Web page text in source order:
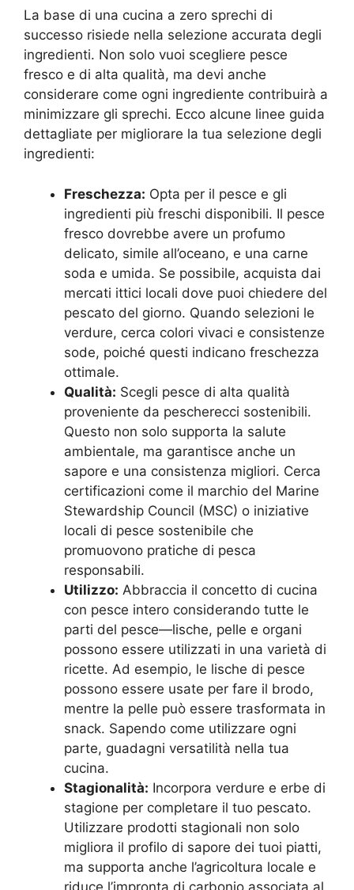
La base di una cucina a zero sprechi di
successo risiede nella selezione accurata degli
ingredienti. Non solo vuoi scegliere pesce
fresco e di alta qualità, ma devi anche
considerare come ogni ingrediente contribuirà a
minimizzare gli sprechi. Ecco alcune linee guida
dettagliate per migliorare la tua selezione degli
ingredienti:
Freschezza: Opta per il pesce e gli
ingredienti più freschi disponibili. Il pesce
fresco dovrebbe avere un profumo
delicato, simile all’oceano, e una carne
soda e umida. Se possibile, acquista dai
mercati ittici locali dove puoi chiedere del
pescato del giorno. Quando selezioni le
verdure, cerca colori vivaci e consistenze
sode, poiché questi indicano freschezza
ottimale.
Qualità: Scegli pesce di alta qualità
proveniente da pescherecci sostenibili.
Questo non solo supporta la salute
ambientale, ma garantisce anche un
sapore e una consistenza migliori. Cerca
certificazioni come il marchio del Marine
Stewardship Council (MSC) o iniziative
locali di pesce sostenibile che
promuovono pratiche di pesca
responsabili.
Utilizzo: Abbraccia il concetto di cucina
con pesce intero considerando tutte le
parti del pesce—lische, pelle e organi
possono essere utilizzati in una varietà di
ricette. Ad esempio, le lische di pesce
possono essere usate per fare il brodo,
mentre la pelle può essere trasformata in
snack. Sapendo come utilizzare ogni
parte, guadagni versatilità nella tua
cucina.
Stagionalità: Incorpora verdure e erbe di
stagione per completare il tuo pescato.
Utilizzare prodotti stagionali non solo
migliora il profilo di sapore dei tuoi piatti,
ma supporta anche l’agricoltura locale e
riduce l’impronta di carbonio associata al